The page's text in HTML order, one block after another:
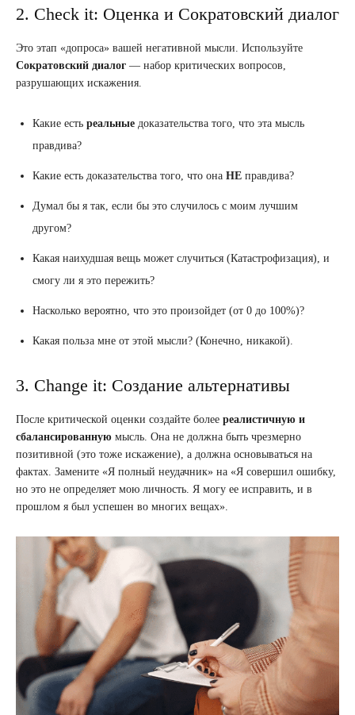
2. Check it: Оценка и Сократовский диалог
Это этап «допроса» вашей негативной мысли. Используйте
Сократовский диалог — набор критических вопросов,
разрушающих искажения.
Какие есть реальные доказательства того, что эта мысль
правдива?
Какие есть доказательства того, что она НЕ правдива?
Думал бы я так, если бы это случилось с моим лучшим
другом?
Какая наихудшая вещь может случиться (Катастрофизация), и
смогу ли я это пережить?
Насколько вероятно, что это произойдет (от 0 до 100%)?
Какая польза мне от этой мысли? (Конечно, никакой).
3. Change it: Создание альтернативы
После критической оценки создайте более реалистичную и
сбалансированную мысль. Она не должна быть чрезмерно
позитивной (это тоже искажение), а должна основываться на
фактах. Замените «Я полный неудачник» на «Я совершил ошибку,
но это не определяет мою личность. Я могу ее исправить, и в
прошлом я был успешен во многих вещах».